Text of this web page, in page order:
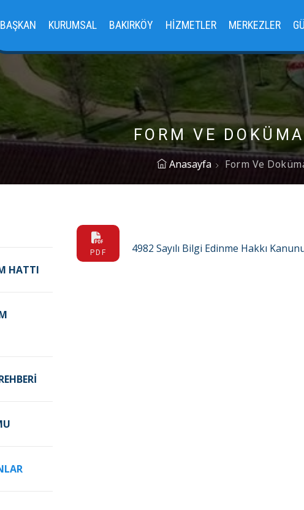
BAŞKAN KURUMSAL BAKIRKÖY HIZMETLER MERKEZLER
FORM VE
Anasayfa Form Ve
HATTI
PDF 4982 Sayılı Bilgi Edinme Hakkı